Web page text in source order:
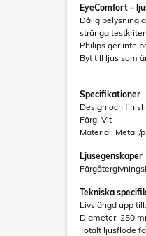
EyeComfort –
Dålig belysning
stränga
Philips ger inte
Byt till ljus som
Specifikationer
Design och finish
Färg: Vit
Material: Metall/
Ljusegenskaper
Tekniska
Livslängd upp
Diameter: 250
Totalt ljusflöde